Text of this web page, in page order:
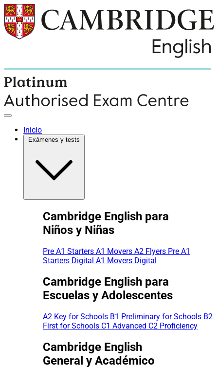
Inicio
Cambridge English para
Niños y Niñas
Pre A1 Starters A1 Movers A2 Flyers Pre A1
Starters Digital A1 Movers Digital
Cambridge English para
Escuelas y Adolescentes
A2 Key for Schools B1 Preliminary for Schools B2
First for Schools C1 Advanced C2 Proficiency
Cambridge English
General y Académico